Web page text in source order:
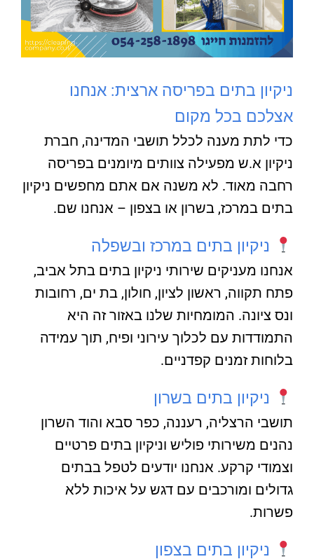
ניקיון בתים בפריסה ארצית: אנחנו
אצלכם בכל מקום
כדי לתת מענה לכלל תושבי המדינה, חברת
ניקיון א.ש מפעילה צוותים מיומנים בפריסה
רחבה מאוד. לא משנה אם אתם מחפשים ניקיון
בתים במרכז, בשרון או בצפון – אנחנו שם.
ניקיון בתים במרכז ובשפלה
אנחנו מעניקים שירותי ניקיון בתים בתל אביב,
פתח תקווה, ראשון לציון, חולון, בת ים, רחובות
ונס ציונה. המומחיות שלנו באזור זה היא
התמודדות עם לכלוך עירוני ופיח, תוך עמידה
בלוחות זמנים קפדניים.
ניקיון בתים בשרון
תושבי הרצליה, רעננה, כפר סבא והוד השרון
נהנים משירותי פוליש וניקיון בתים פרטיים
וצמודי קרקע. אנחנו יודעים לטפל בבתים
גדולים ומורכבים עם דגש על איכות ללא
פשרות.
ניקיון בתים בצפון